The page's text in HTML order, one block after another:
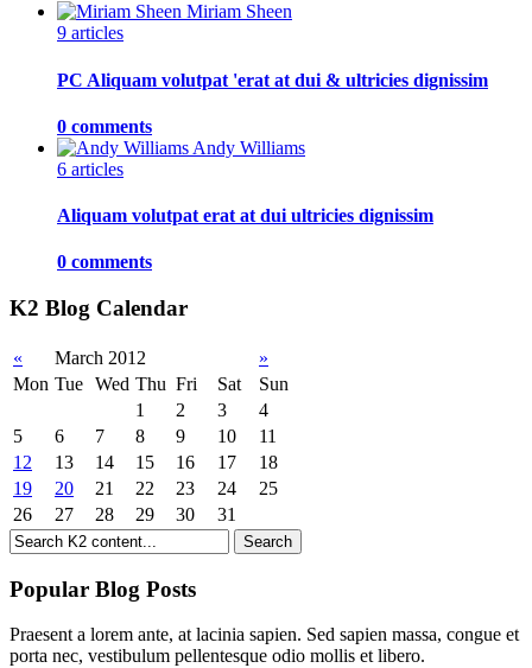
Miriam Sheen
9 articles
PC Aliquam volutpat 'erat at dui & ultricies dignissim
0 comments
Andy Williams
6 articles
Aliquam volutpat erat at dui ultricies dignissim
0 comments
K2 Blog Calendar
« March 2012
»
Mon Tue Wed Thu Fri Sat
Sun
1
2 3
4
5
6 7 8 9 10
11
12
13 14 15 16 17
18
19
20 21 22 23 24
25
26
27 28 29 30 31
Popular Blog Posts
Praesent a lorem ante, at lacinia sapien. Sed sapien massa, congue et
porta nec, vestibulum pellentesque odio mollis et libero.